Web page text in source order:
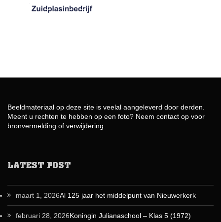
Beeldmateriaal op deze site is veelal aangeleverd door derden.
Meent u rechten te hebben op een foto? Neem contact op voor
bronvermelding of verwijdering.
LATEST POST
Al 125 jaar het middelpunt van Nieuwerkerk
maart 1, 2026
Koningin Julianaschool – Klas 5 (1972)
februari 28, 2026